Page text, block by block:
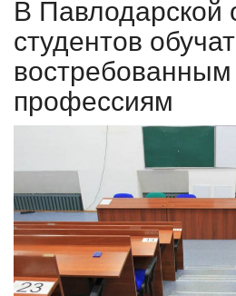
ПАВЛОДАРСКАЯ ОБЛАСТЬ
КАЗАХСТАН
МИР
СПЕЦПРОЕКТЫ
СПОРТ
Чек-лист
В Павлодарской
студентов обучат
востребованным
профессиям